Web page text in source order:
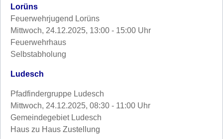
Lorüns
Feuerwehrjugend Lorüns
Mittwoch, 24.12.2025, 13:00 - 15:00 Uhr
Feuerwehrhaus
Selbstabholung
Ludesch
Pfadfindergruppe Ludesch
Mittwoch, 24.12.2025, 08:30 - 11:00 Uhr
Gemeindegebiet Ludesch
Haus zu Haus Zustellung